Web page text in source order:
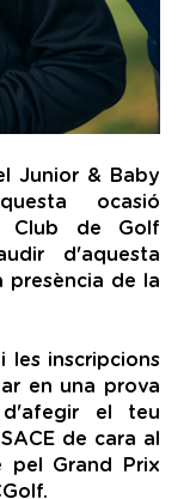
Junior & Baby
ocasió
Club de Golf
d'aquesta
presència de la
les inscripcions
en una prova
el teu
de cara al
pel Grand Prix